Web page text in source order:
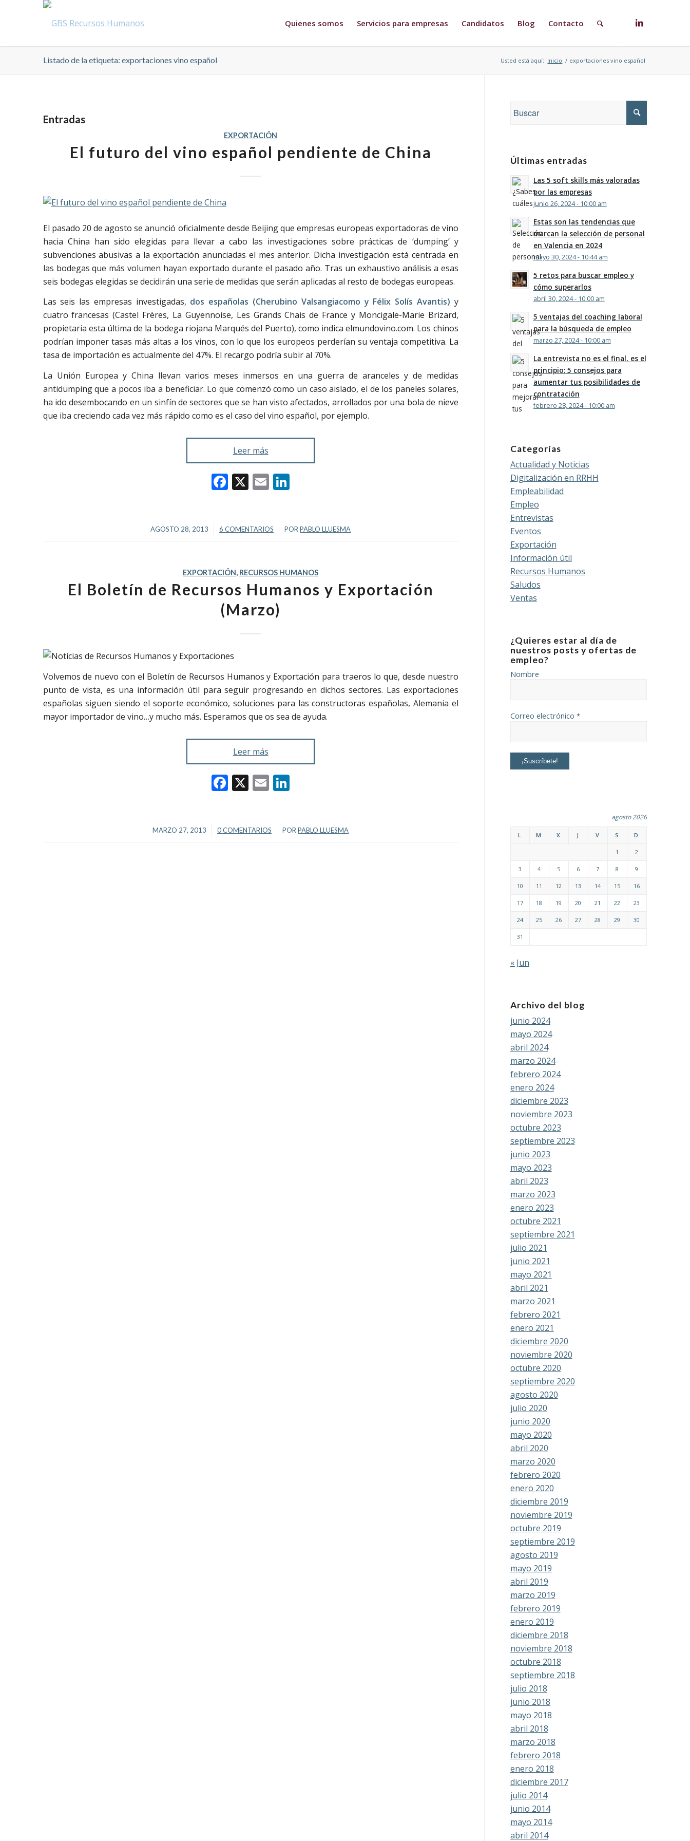
Quienes somos Servicios para empresas Candidatos Blog Contacto
Listado de la etiqueta: exportaciones vino español Usted está aquí: Inicio / exportaciones vino español
Entradas
EXPORTACIÓN
El futuro del vino español pendiente de China
El pasado 20 de agosto se anunció oficialmente desde Beijing que empresas europeas exportadoras de vino
hacia China han sido elegidas para llevar a cabo las investigaciones sobre prácticas de ‘dumping’ y
subvenciones abusivas a la exportación anunciadas el mes anterior. Dicha investigación está centrada en
las bodegas que más volumen hayan exportado durante el pasado año. Tras un exhaustivo análisis a esas
seis bodegas elegidas se decidirán una serie de medidas que serán aplicadas al resto de bodegas europeas.
Las seis las empresas investigadas, dos españolas (Cherubino Valsangiacomo y Félix Solís Avantis) y
cuatro francesas (Castel Frères, La Guyennoise, Les Grands Chais de France y Moncigale-Marie Brizard,
propietaria esta última de la bodega riojana Marqués del Puerto), como indica elmundovino.com. Los chinos
podrían imponer tasas más altas a los vinos, con lo que los europeos perderían su ventaja competitiva. La
tasa de importación es actualmente del 47%. El recargo podría subir al 70%.
La Unión Europea y China llevan varios meses inmersos en una guerra de aranceles y de medidas
antidumping que a pocos iba a beneficiar. Lo que comenzó como un caso aislado, el de los paneles solares,
ha ido desembocando en un sinfín de sectores que se han visto afectados, arrollados por una bola de nieve
que iba creciendo cada vez más rápido como es el caso del vino español, por ejemplo.
Leer más
Facebook
X Email
AGOSTO 28, 2013
/ 6 COMENTARIOS
/ PORPABLO LLUESMA
EXPORTACIÓN, RECURSOS HUMANOS
El Boletín de Recursos Humanos y Exportación
(Marzo)
Volvemos de nuevo con el Boletín de Recursos Humanos y Exportación para traeros lo que, desde nuestro
punto de vista, es una información útil para seguir progresando en dichos sectores. Las exportaciones
españolas siguen siendo el soporte económico, soluciones para las constructoras españolas, Alemania el
mayor importador de vino…y mucho más. Esperamos que os sea de ayuda.
Leer más
Facebook
X Email
MARZO 27, 2013
/ 0 COMENTARIOS
/ PORPABLO LLUESMA
Últimas entradas
Las 5 soft skills más valoradas
por las empresas
junio 26, 2024 - 10:00 am
Estas son las tendencias que
marcan la selección de personal
en Valencia en 2024
mayo 30, 2024 - 10:44 am
5 retos para buscar empleo y
cómo superarlos
abril 30, 2024 - 10:00 am
5 ventajas del coaching laboral
para la búsqueda de empleo
marzo 27, 2024 - 10:00 am
La entrevista no es el final, es el
principio: 5 consejos para
aumentar tus posibilidades de
contratación
febrero 28, 2024 - 10:00 am
Categorías
Actualidad y Noticias
Digitalización en RRHH
Empleabilidad
Empleo
Entrevistas
Eventos
Exportación
Información útil
Recursos Humanos
Saludos
Ventas
¿Quieres estar al día de
nuestros posts y ofertas de
empleo?
Nombre
Correo electrónico *
agosto 2026
L M X J V S D
1 2
3 4 5 6 7 8 9
10 11 12 13 14 15 16
17 18 19 20 21 22 23
24 25 26 27 28 29 30
31
« Jun
Archivo del blog
junio 2024
mayo 2024
abril 2024
marzo 2024
febrero 2024
enero 2024
diciembre 2023
noviembre 2023
octubre 2023
septiembre 2023
junio 2023
mayo 2023
abril 2023
marzo 2023
enero 2023
octubre 2021
septiembre 2021
julio 2021
junio 2021
mayo 2021
abril 2021
marzo 2021
febrero 2021
enero 2021
diciembre 2020
noviembre 2020
octubre 2020
septiembre 2020
agosto 2020
julio 2020
junio 2020
mayo 2020
abril 2020
marzo 2020
febrero 2020
enero 2020
diciembre 2019
noviembre 2019
octubre 2019
septiembre 2019
agosto 2019
mayo 2019
abril 2019
marzo 2019
febrero 2019
enero 2019
diciembre 2018
noviembre 2018
octubre 2018
septiembre 2018
julio 2018
junio 2018
mayo 2018
abril 2018
marzo 2018
febrero 2018
enero 2018
diciembre 2017
julio 2014
junio 2014
mayo 2014
abril 2014